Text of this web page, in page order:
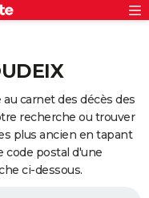
carnet des décès des
recherche ou trouver
plus ancien en tapant
code postal d'une
ci-dessous.